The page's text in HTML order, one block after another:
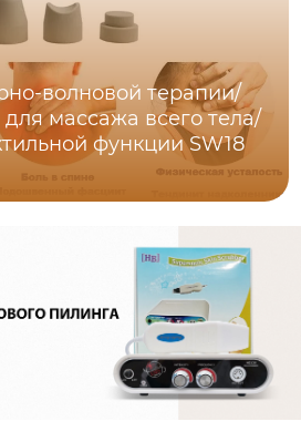
волновой терапии/
массажа всего тела/
функции SW18